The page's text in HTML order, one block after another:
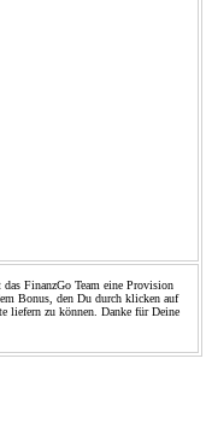
FinanzGo Team eine Provision
Bonus, den Du durch klicken auf
liefern zu können. Danke für Deine